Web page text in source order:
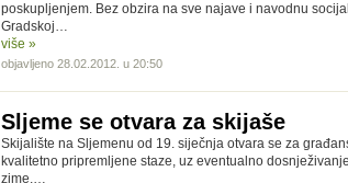
poskupljenjem. Bez obzira na sve najave i navodnu
Gradskoj…
više »
objavljeno 28.02.2012. u 20:50
Sljeme se otvara za skijaše
Skijalište na Sljemenu od 19. siječnja otvara se za
kvalitetno pripremljene staze, uz eventualno
zime,…